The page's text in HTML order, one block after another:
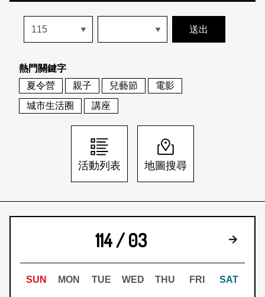
歷史專題
活動列表
地圖搜尋
關於我們
關於我們
刊物索取地點
會員基本資料
刊登活動
網站導覽 English
日本語 登入/註冊
熱門關鍵字
夏令營
親子 兒藝節
電影
城市生活圈
講座
活動列表 地圖搜尋
114 / 03 下個月
SUN MON TUE WED THU FRI SAT